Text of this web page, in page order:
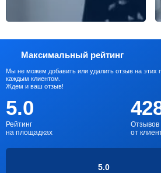
Максимальный рейтинг
Мы не можем добавить или удалить отзыв на этих
каждым клиентом.
Ждем и ваш отзыв!
5.0
Рейтинг
на площадках
Отзывов
от
5.0